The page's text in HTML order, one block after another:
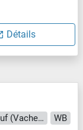
Détails
Reactivité: Souris, Humain, Boeuf (Vache), Chien, Cobaye, Singe, Porc
WB